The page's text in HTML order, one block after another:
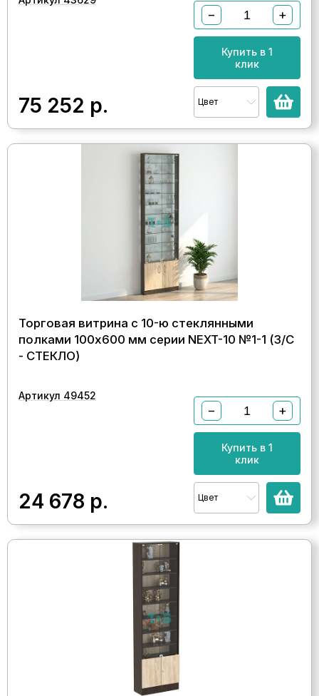
75 252 р.
− +
Купить в 1
клик
Цвет
Торговая витрина с 10-ю стеклянными
полками 100x600 мм серии NEXT-10 №1-1 (З/C
- СТЕКЛО)
Артикул 49452
24 678 р.
− +
Купить в 1
клик
Цвет